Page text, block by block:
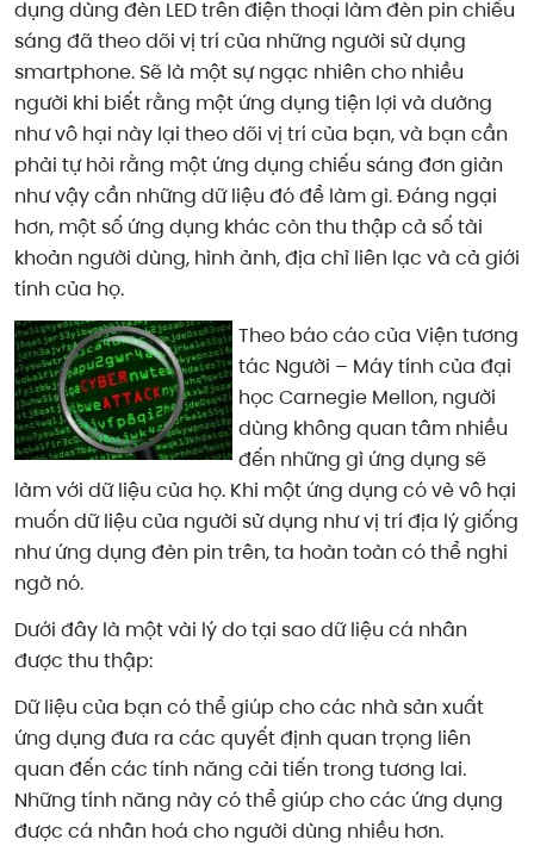
dụng dùng đèn LED trên điện thoại làm đèn pin chiếu
sáng đã theo dõi vị trí của những người sử dụng
smartphone. Sẽ là một sự ngạc nhiên cho nhiều
người khi biết rằng một ứng dụng tiện lợi và dường
như vô hại này lại theo dõi vị trí của bạn, và bạn cần
phải tự hỏi rằng một ứng dụng chiếu sáng đơn giản
như vậy cần những dữ liệu đó để làm gì. Đáng ngại
hơn, một số ứng dụng khác còn thu thập cả số tài
khoản người dùng, hình ảnh, địa chỉ liên lạc và cả giới
tính của họ.
Theo báo cáo của Viện tương
tác Người – Máy tính của đại
học Carnegie Mellon, người
dùng không quan tâm nhiều
đến những gì ứng dụng sẽ
làm với dữ liệu của họ. Khi một ứng dụng có vẻ vô hại
muốn dữ liệu của người sử dụng như vị trí địa lý giống
như ứng dụng đèn pin trên, ta hoàn toàn có thể nghi
ngờ nó.
Dưới đây là một vài lý do tại sao dữ liệu cá nhân
được thu thập:
Dữ liệu của bạn có thể giúp cho các nhà sản xuất
ứng dụng đưa ra các quyết định quan trọng liên
quan đến các tính năng cải tiến trong tương lai.
Những tính năng này có thể giúp cho các ứng dụng
được cá nhân hoá cho người dùng nhiều hơn.